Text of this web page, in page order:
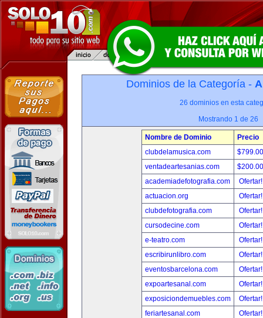
Dominios de la Categoría -
26 dominios en esta
Mostrando 1 de 26
Nombre de Dominio
Precio
clubdelamusica.com
ventadeartesanias.com
academiadefotografia.com
actuacion.org
clubdefotografia.com
cursodecine.com
e-teatro.com
escribirunlibro.com
eventosbarcelona.com
expoartesanal.com
exposiciondemuebles.com
feriartesanal.com